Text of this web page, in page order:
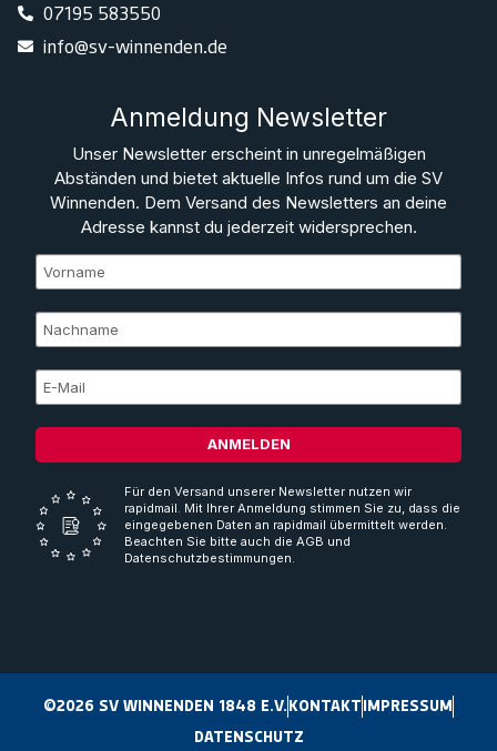
07195 583550
info@sv-winnenden.de
Anmeldung Newsletter
Unser Newsletter erscheint in unregelmäßigen
Abständen und bietet aktuelle Infos rund um die SV
Winnenden. Dem Versand des Newsletters an deine
Adresse kannst du jederzeit widersprechen.
ANMELDEN
Für den Versand unserer Newsletter nutzen wir
rapidmail. Mit Ihrer Anmeldung stimmen Sie zu, dass die
eingegebenen Daten an rapidmail übermittelt werden.
Beachten Sie bitte auch die AGB und
Datenschutzbestimmungen.
©2026 SV WINNENDEN 1848 E.V.KONTAKTIMPRESSUM
DATENSCHUTZ